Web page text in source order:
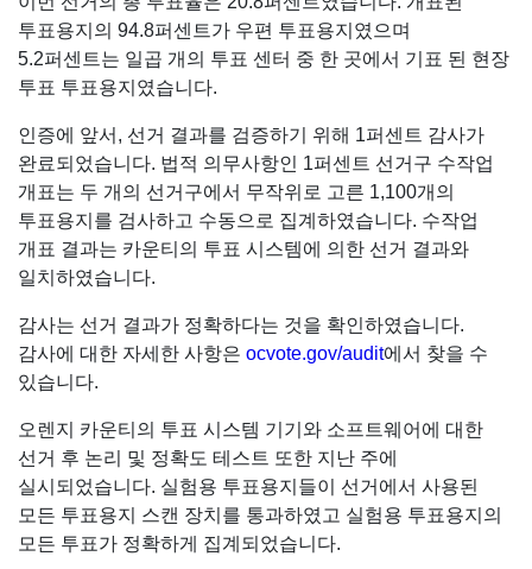
투표용지의 94.8퍼센트가 우편 투표용지였으며
5.2퍼센트는 일곱 개의 투표 센터 중 한 곳에서 기표 된 현장
투표 투표용지였습니다.
인증에 앞서, 선거 결과를 검증하기 위해 1퍼센트 감사가
완료되었습니다. 법적 의무사항인 1퍼센트 선거구 수작업
개표는 두 개의 선거구에서 무작위로 고른 1,100개의
투표용지를 검사하고 수동으로 집계하였습니다. 수작업
개표 결과는 카운티의 투표 시스템에 의한 선거 결과와
일치하였습니다.
감사는 선거 결과가 정확하다는 것을 확인하였습니다.
감사에 대한 자세한 사항은 ocvote.gov/audit에서 찾을 수
있습니다.
오렌지 카운티의 투표 시스템 기기와 소프트웨어에 대한
선거 후 논리 및 정확도 테스트 또한 지난 주에
실시되었습니다. 실험용 투표용지들이 선거에서 사용된
모든 투표용지 스캔 장치를 통과하였고 실험용 투표용지의
모든 투표가 정확하게 집계되었습니다.